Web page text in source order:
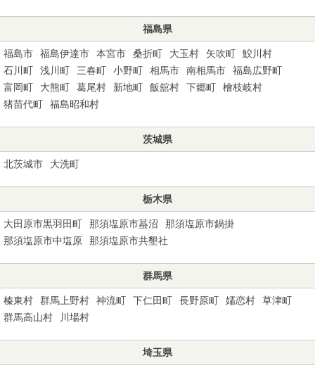
福島県
福島市 福島伊達市 本宮市 桑折町 大玉村 矢吹町
鮫川村
石川町
浅川町 三春町 小野町 相馬市 南相馬市
福島広野町
富岡町
大熊町 葛尾村 新地町 飯舘村 下郷町
檜枝岐村
猪苗代町
福島昭和村
茨城県
北茨城市 大洗町
栃木県
大田原市黒羽田町 那須塩原市蟇沼
那須塩原市鍋掛
那須塩原市中塩原
那須塩原市共墾社
群馬県
榛東村 群馬上野村 神流町 下仁田町 長野原町 嬬恋村
草津町
群馬高山村
川場村
埼玉県